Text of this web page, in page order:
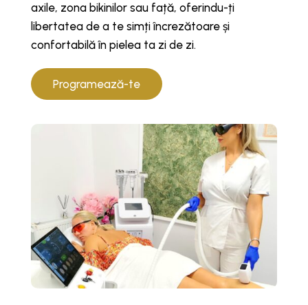
axile, zona bikinilor sau față, oferindu-ți
libertatea de a te simți încrezătoare și
confortabilă în pielea ta zi de zi.
Programează-te